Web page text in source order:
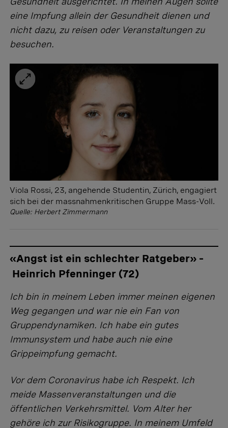
eine Impfung allein der Gesundheit dienen und
nicht dazu, zu reisen oder Veranstaltungen zu
besuchen.
Viola Rossi, 23, angehende Studentin, Zürich, engagiert
sich bei der massnahmenkritischen Gruppe Mass-Voll.
Quelle: Herbert Zimmermann
«Angst ist ein schlechter Ratgeber» –
Heinrich Pfenninger (72)
Ich bin in meinem Leben immer meinen eigenen
Weg gegangen und war nie ein Fan von
Gruppendynamiken. Ich habe ein gutes
Immunsystem und habe auch nie eine
Grippeimpfung gemacht.
Vor dem Coronavirus habe ich Respekt. Ich
meide Massenveranstaltungen und die
öffentlichen Verkehrsmittel. Vom Alter her
gehöre ich zur Risikogruppe. In meinem Umfeld